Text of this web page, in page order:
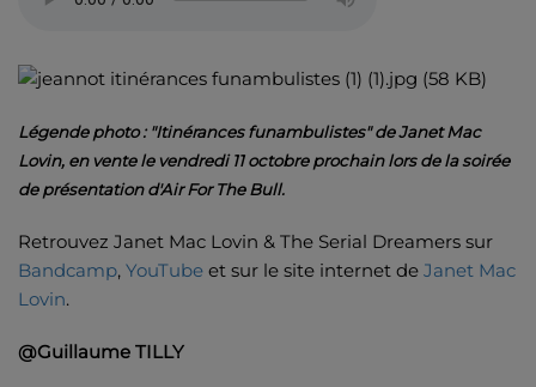
Légende photo : "Itinérances funambulistes" de Janet Mac
Lovin, en vente le vendredi 11 octobre prochain lors de la soirée
de présentation d'Air For The Bull.
Retrouvez Janet Mac Lovin & The Serial Dreamers sur
Bandcamp, YouTube et sur le site internet de Janet Mac
Lovin.
@Guillaume TILLY